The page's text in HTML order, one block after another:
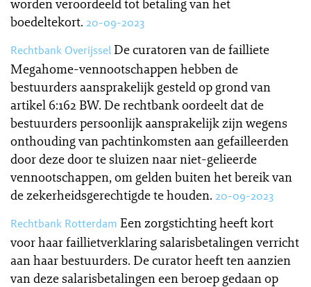
worden veroordeeld tot betaling van het
boedeltekort. 20-09-2023
Rechtbank OverijsselDe curatoren van de failliete
Megahome-vennootschappen hebben de
bestuurders aansprakelijk gesteld op grond van
artikel 6:162 BW. De rechtbank oordeelt dat de
bestuurders persoonlijk aansprakelijk zijn wegens
onthouding van pachtinkomsten aan gefailleerden
door deze door te sluizen naar niet-gelieerde
vennootschappen, om gelden buiten het bereik van
de zekerheidsgerechtigde te houden. 20-09-2023
Rechtbank Rotterdam Een zorgstichting heeft kort
voor haar faillietverklaring salarisbetalingen verricht
aan haar bestuurders. De curator heeft ten aanzien
van deze salarisbetalingen een beroep gedaan op